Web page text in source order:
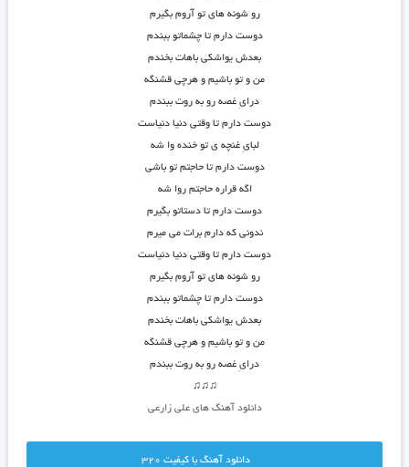
رو شونه های تو آروم بگیرم
دوست دارم تا چشماتو ببندم
بعدش یواشکی باهات بخندم
من و تو باشیم و هرچی قشنگه
درایِ غصه رو به روت ببندم
دوست دارم تا وقتی دنیا دنیاست
لبایِ غنچه ی تو خنده وا شه
دوست دارم تا حاجتم تو باشی
اگه قراره حاجتم روا شه
دوست دارم تا دستاتو بگیرم
ندونی که دارم برات می میرم
دوست دارم تا وقتی دنیا دنیاست
رو شونه های تو آروم بگیرم
دوست دارم تا چشماتو ببندم
بعدش یواشکی باهات بخندم
من و تو باشیم و هرچی قشنگه
درایِ غصه رو به روت ببندم
♫♫♫
دانلود آهنگ های علی زارعی
دانلود آهنگ با کيفيت 320